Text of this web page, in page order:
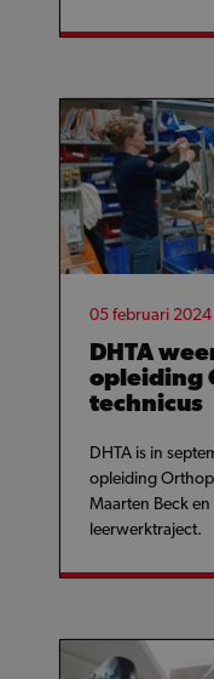
05 februari 2024
DHTA
opleiding
technicus
DHTA is in
opleiding
Maarten Beck
leerwerktraject.